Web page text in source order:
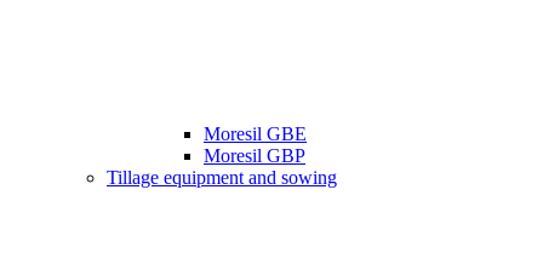
Moresil GBE
Moresil GBP
Tillage equipment and sowing